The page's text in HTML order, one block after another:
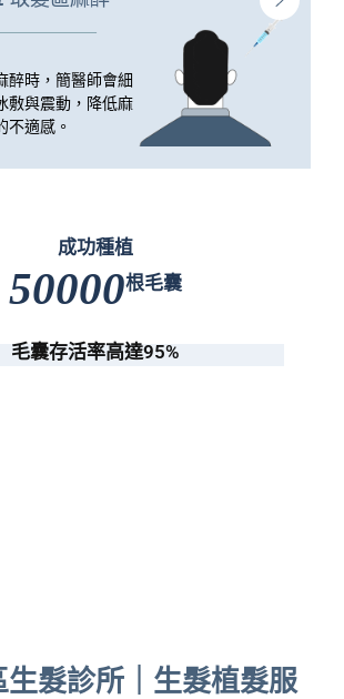
醉時，簡醫師會細
敷與震動，降低麻
不適感。
成功種植
50000根毛囊
毛囊存活率高達95%
生髮診所｜生髮植髮服